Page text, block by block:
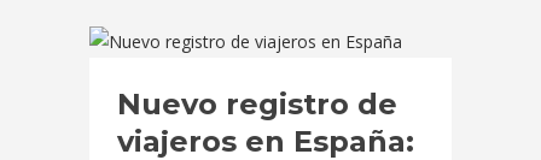
Nuevo registro de
viajeros en España: